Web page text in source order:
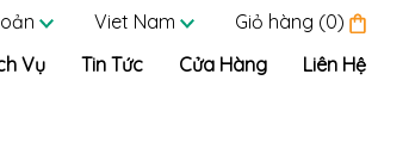
Viet Nam
Giỏ hàng (0)
Vụ Tin Tức Cửa Hàng Liên Hệ